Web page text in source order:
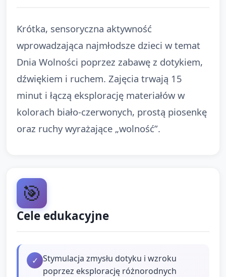
Krótka, sensoryczna aktywność
wprowadzająca najmłodsze dzieci w temat
Dnia Wolności poprzez zabawę z dotykiem,
dźwiękiem i ruchem. Zajęcia trwają 15
minut i łączą eksplorację materiałów w
kolorach biało-czerwonych, prostą piosenkę
oraz ruchy wyrażające „wolność”.
🎯
Cele edukacyjne
✓ Stymulacja zmysłu dotyku i wzroku
poprzez eksplorację różnorodnych